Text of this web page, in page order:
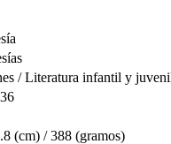
/ Literatura infantil y
(cm) / 388 (gramos)